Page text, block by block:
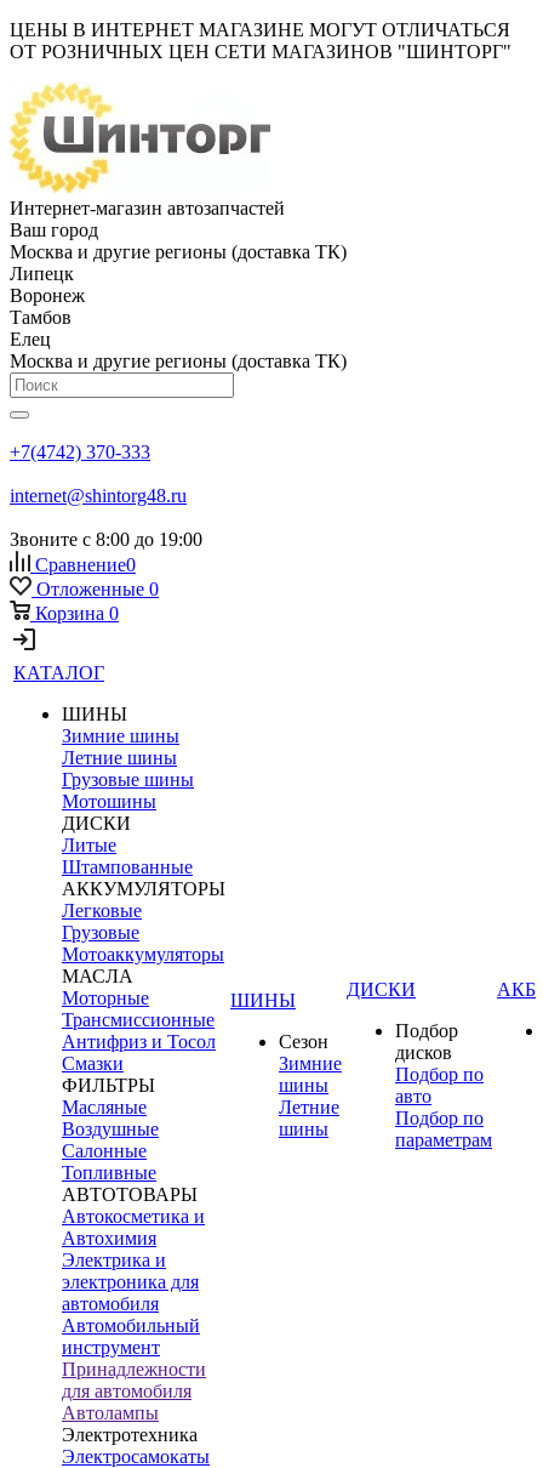
ЦЕНЫ В ИНТЕРНЕТ МАГАЗИНЕ МОГУТ ОТЛИЧАТЬСЯ
ОТ РОЗНИЧНЫХ ЦЕН СЕТИ МАГАЗИНОВ "ШИНТОРГ"
Интернет-магазин автозапчастей
Ваш город
Москва и другие регионы (доставка ТК)
Липецк
Воронеж
Тамбов
Елец
Москва и другие регионы (доставка ТК)
+7(4742) 370-333
internet@shintorg48.ru
Звоните с 8:00 до 19:00
Сравнение0
Отложенные 0
Корзина 0
КАТАЛОГ
ШИНЫ
Зимние шины
Летние шины
Грузовые шины
Мотошины
ДИСКИ
Литые
Штампованные
АККУМУЛЯТОРЫ
Легковые
Грузовые
Мотоаккумуляторы
МАСЛА
Моторные
Трансмиссионные
Антифриз и Тосол
Смазки
ФИЛЬТРЫ
Масляные
Воздушные
Салонные
Топливные
АВТОТОВАРЫ
Автокосметика и
Автохимия
Электрика и
электроника для
автомобиля
Автомобильный
инструмент
Принадлежности
для автомобиля
Автолампы
Электротехника
Электросамокаты
ШИНЫ
Сезон
Зимние
шины
Летние
шины
ДИСКИ
Подбор
дисков
Подбор по
авто
Подбор по
параметрам
АКБ